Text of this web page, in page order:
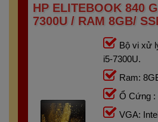
HP ELITEBOOK 840
7300U / RAM 8GB/
FHD IPS 14 INCH
Bộ vi xử
i5-7300U.
Ram:
Ổ Cứng :
VGA: